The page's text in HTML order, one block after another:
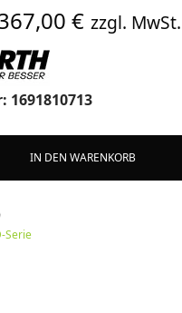
war:
€
€Aktueller
Preis ist:
zzgl. MwSt.
IN DEN WARENKORB
Serie